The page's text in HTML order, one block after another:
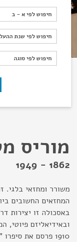
חיפוש לפי א - ב
חיפוש לפי א - ב
חיפוש לפי שנת
חיפוש לפי שנת
חיפוש לפי סוגה
חיפוש לפי סוגה
מוריס
1862 - 1949
המחזאים החשובים
באסכולה זו יצירות
ובאידיאליזם פיוטי,
1910 פרסם את